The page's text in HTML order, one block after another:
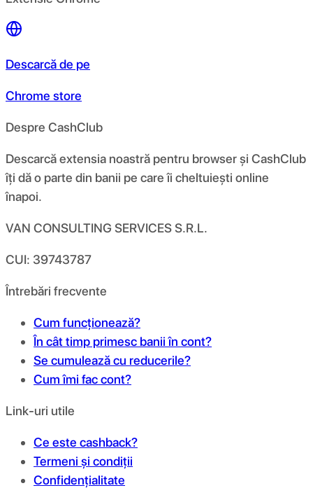
Descarcă de pe
Chrome store
Despre CashClub
Descarcă extensia noastră pentru browser și CashClub
îți dă o parte din banii pe care îi cheltuiești online
înapoi.
VAN CONSULTING SERVICES S.R.L.
CUI: 39743787
Întrebări frecvente
Cum funcționează?
În cât timp primesc banii în cont?
Se cumulează cu reducerile?
Cum îmi fac cont?
Link-uri utile
Ce este cashback?
Termeni și condiții
Confidențialitate